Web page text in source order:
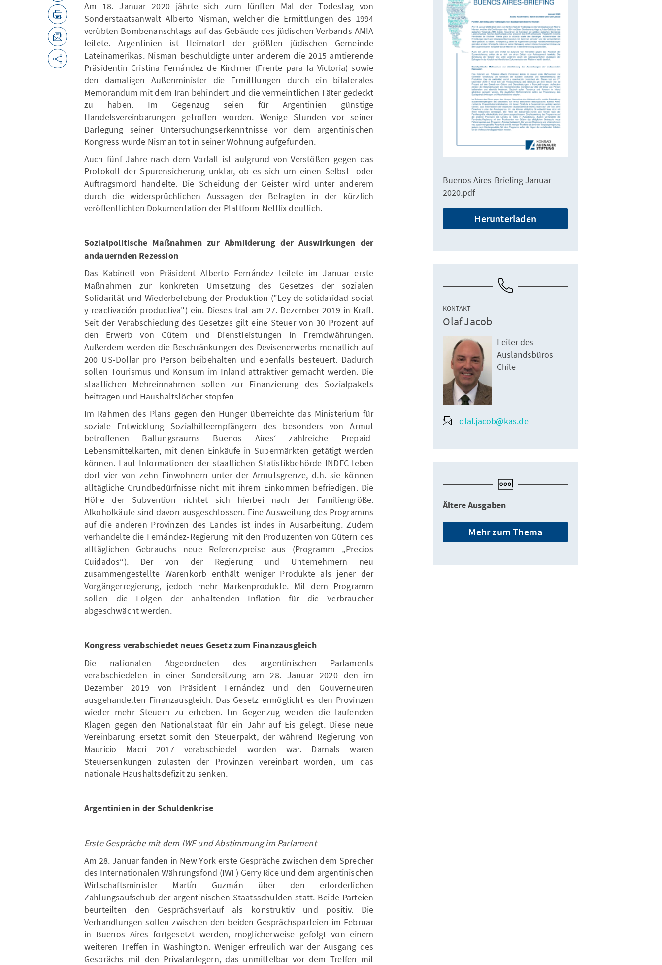
Am 18. Januar 2020 jährte sich zum fünften Mal der Todestag von
Sonderstaatsanwalt Alberto Nisman, welcher die Ermittlungen des 1994
verübten Bombenanschlags auf das Gebäude des jüdischen Verbands AMIA
leitete. Argentinien ist Heimatort der größten jüdischen Gemeinde
Lateinamerikas. Nisman beschuldigte unter anderem die 2015 amtierende
Präsidentin Cristina Fernández de Kirchner (Frente para la Victoria) sowie
den damaligen Außenminister die Ermittlungen durch ein bilaterales
Memorandum mit dem Iran behindert und die vermeintlichen Täter gedeckt
zu haben. Im Gegenzug seien für Argentinien günstige
Handelsvereinbarungen getroffen worden. Wenige Stunden vor seiner
Darlegung seiner Untersuchungserkenntnisse vor dem argentinischen
Kongress wurde Nisman tot in seiner Wohnung aufgefunden.
Auch fünf Jahre nach dem Vorfall ist aufgrund von Verstößen gegen das
Protokoll der Spurensicherung unklar, ob es sich um einen Selbst- oder
Auftragsmord handelte. Die Scheidung der Geister wird unter anderem
durch die widersprüchlichen Aussagen der Befragten in der kürzlich
veröffentlichten Dokumentation der Plattform Netflix deutlich.
Sozialpolitische Maßnahmen zur Abmilderung der Auswirkungen der
andauernden Rezession
Das Kabinett von Präsident Alberto Fernández leitete im Januar erste
Maßnahmen zur konkreten Umsetzung des Gesetzes der sozialen
Solidarität und Wiederbelebung der Produktion ("Ley de solidaridad social
y reactivación productiva") ein. Dieses trat am 27. Dezember 2019 in Kraft.
Seit der Verabschiedung des Gesetzes gilt eine Steuer von 30 Prozent auf
den Erwerb von Gütern und Dienstleistungen in Fremdwährungen.
Außerdem werden die Beschränkungen des Devisenerwerbs monatlich auf
200 US-Dollar pro Person beibehalten und ebenfalls besteuert. Dadurch
sollen Tourismus und Konsum im Inland attraktiver gemacht werden. Die
staatlichen Mehreinnahmen sollen zur Finanzierung des Sozialpakets
beitragen und Haushaltslöcher stopfen.
Im Rahmen des Plans gegen den Hunger überreichte das Ministerium für
soziale Entwicklung Sozialhilfeempfängern des besonders von Armut
betroffenen Ballungsraums Buenos Aires‘ zahlreiche Prepaid-
Lebensmittelkarten, mit denen Einkäufe in Supermärkten getätigt werden
können. Laut Informationen der staatlichen Statistikbehörde INDEC leben
dort vier von zehn Einwohnern unter der Armutsgrenze, d.h. sie können
alltägliche Grundbedürfnisse nicht mit ihrem Einkommen befriedigen. Die
Höhe der Subvention richtet sich hierbei nach der Familiengröße.
Alkoholkäufe sind davon ausgeschlossen. Eine Ausweitung des Programms
auf die anderen Provinzen des Landes ist indes in Ausarbeitung. Zudem
verhandelte die Fernández-Regierung mit den Produzenten von Gütern des
alltäglichen Gebrauchs neue Referenzpreise aus (Programm „Precios
Cuidados“). Der von der Regierung und Unternehmern neu
zusammengestellte Warenkorb enthält weniger Produkte als jener der
Vorgängerregierung, jedoch mehr Markenprodukte. Mit dem Programm
sollen die Folgen der anhaltenden Inflation für die Verbraucher
abgeschwächt werden.
Kongress verabschiedet neues Gesetz zum Finanzausgleich
Die nationalen Abgeordneten des argentinischen Parlaments
verabschiedeten in einer Sondersitzung am 28. Januar 2020 den im
Dezember 2019 von Präsident Fernández und den Gouverneuren
ausgehandelten Finanzausgleich. Das Gesetz ermöglicht es den Provinzen
wieder mehr Steuern zu erheben. Im Gegenzug werden die laufenden
Klagen gegen den Nationalstaat für ein Jahr auf Eis gelegt. Diese neue
Vereinbarung ersetzt somit den Steuerpakt, der während Regierung von
Mauricio Macri 2017 verabschiedet worden war. Damals waren
Steuersenkungen zulasten der Provinzen vereinbart worden, um das
nationale Haushaltsdefizit zu senken.
Argentinien in der Schuldenkrise
Erste Gespräche mit dem IWF und Abstimmung im Parlament
Am 28. Januar fanden in New York erste Gespräche zwischen dem Sprecher
des Internationalen Währungsfond (IWF) Gerry Rice und dem argentinischen
Wirtschaftsminister Martín Guzmán über den erforderlichen
Zahlungsaufschub der argentinischen Staatsschulden statt. Beide Parteien
beurteilten den Gesprächsverlauf als konstruktiv und positiv. Die
Verhandlungen sollen zwischen den beiden Gesprächsparteien im Februar
in Buenos Aires fortgesetzt werden, möglicherweise gefolgt von einem
weiteren Treffen in Washington. Weniger erfreulich war der Ausgang des
Gesprächs mit den Privatanlegern, das unmittelbar vor dem Treffen mit
Buenos Aires-Briefing Januar
2020.pdf
Herunterladen
KONTAKT
Olaf Jacob
Leiter des
Auslandsbüros
Chile
olaf.jacob@kas.de
Ältere Ausgaben
Mehr zum Thema